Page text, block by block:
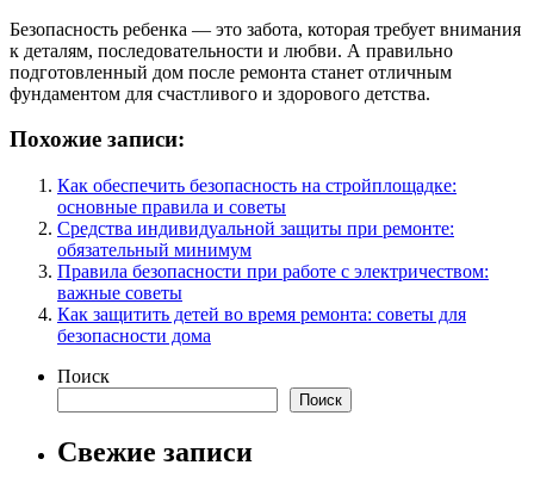
Безопасность ребенка — это забота, которая требует внимания
к деталям, последовательности и любви. А правильно
подготовленный дом после ремонта станет отличным
фундаментом для счастливого и здорового детства.
Похожие записи:
Как обеспечить безопасность на стройплощадке:
основные правила и советы
Средства индивидуальной защиты при ремонте:
обязательный минимум
Правила безопасности при работе с электричеством:
важные советы
Как защитить детей во время ремонта: советы для
безопасности дома
Поиск
Поиск
Свежие записи